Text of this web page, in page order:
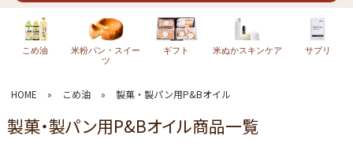
こめ油
米粉パン・スイー
ツ
ギフト 米ぬかスキンケア サプリ
HOME » こめ油 » 製菓・製パン用P&Bオイル
製菓・製パン用P&Bオイル商品一覧